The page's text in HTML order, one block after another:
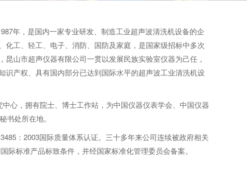
年，是国内一家专业研发、制造工业超声波清洗机设备的企
工、轻工、电子、消防、国防及家庭，是国家级招标中多次
山市超声仪器有限公司一贯以发展民族实验室仪器为己任，
产权、具有国内部分已达到国际水平的超声波工业清洗机设
心，拥有院士、博士工作站，为中国仪器仪表学会、中国仪器
处所在地。
：2003国际质量体系认证。三十多年来公司连续被政府相关
际标准产品标致条件，并经国家标准化管理委员会备案。